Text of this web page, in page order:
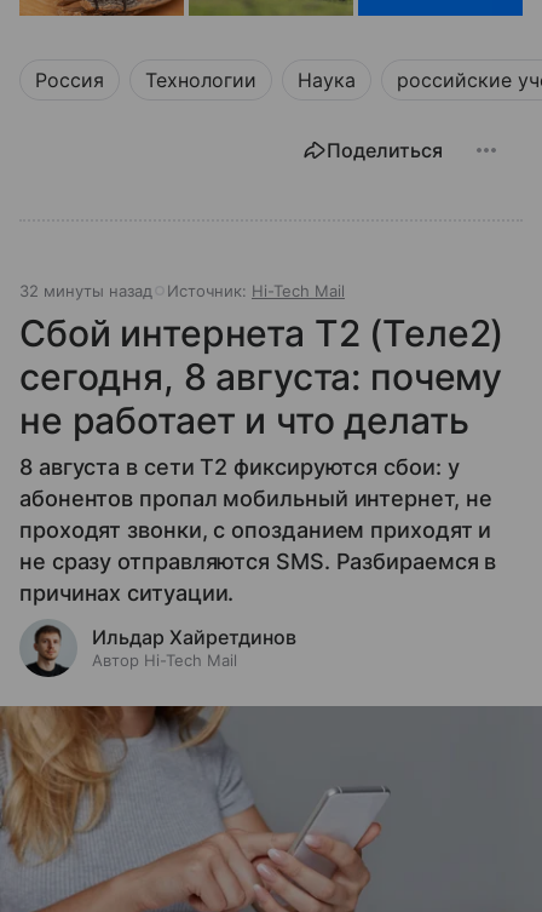
Россия Технологии Наука российские
Поделиться
32 минуты назад Источник: Hi-Tech Mail
Сбой интернета T2 (Теле2)
сегодня, 8 августа: почему
не работает и что делать
8 августа в сети T2 фиксируются сбои: у
абонентов пропал мобильный интернет, не
проходят звонки, с опозданием приходят и
не сразу отправляются SMS. Разбираемся в
причинах ситуации.
Ильдар Хайретдинов
Автор Hi-Tech Mail